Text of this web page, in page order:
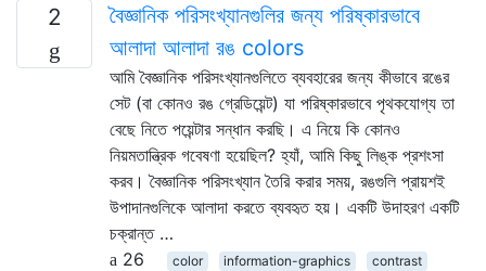
2
বৈজ্ঞানিক পরিসংখ্যানগুলির জন্য পরিষ্কারভাবে
আলাদা আলাদা রঙ colors
আমি বৈজ্ঞানিক পরিসংখ্যানগুলিতে ব্যবহারের জন্য কীভাবে রঙের
সেট (বা কোনও রঙ গ্রেডিয়েন্ট) যা পরিষ্কারভাবে পৃথকযোগ্য তা
বেছে নিতে পয়েন্টার সন্ধান করছি। এ নিয়ে কি কোনও
নিয়মতান্ত্রিক গবেষণা হয়েছিল? হ্যাঁ, আমি কিছু লিঙ্ক প্রশংসা
করব। বৈজ্ঞানিক পরিসংখ্যান তৈরি করার সময়, রঙগুলি প্রায়শই
উপাদানগুলিকে আলাদা করতে ব্যবহৃত হয়। একটি উদাহরণ একটি
চক্রান্ত …
26
color information-graphics contrast